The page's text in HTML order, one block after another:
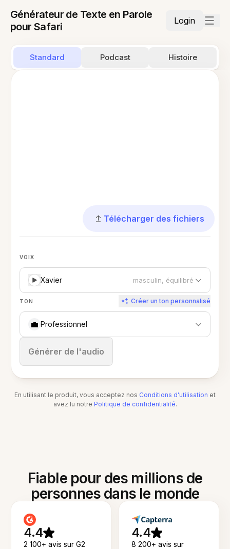
Générateur de Texte en Parole
pour Safari
Login
Standard Podcast Histoire
Télécharger des fichiers
VOIX
Xavier masculin, équilibré
TON Créer un ton personnalisé
💼 Professionnel
Générer de l'audio
Arrêter
En utilisant le produit, vous acceptez nos Conditions d'utilisation et
avez lu notre Politique de confidentialité.
Fiable pour des millions de
personnes dans le monde
4.4
2 100+ avis sur G2
4.4
8 200+ avis sur